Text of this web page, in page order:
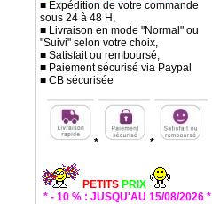
■ Expédition de votre commande
sous 24 à 48 H,
■ Livraison en mode "Normal" ou
"Suivi" selon votre choix,
■ Satisfait ou remboursé,
■ Paiement sécurisé via Paypal
■ CB sécurisée
* *
PETITS PRIX
* - 10 % : JUSQU'AU 15/08/2026 *